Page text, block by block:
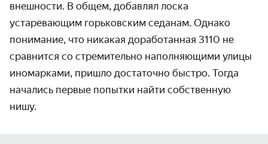
внешности. В общем, добавлял лоска
устаревающим горьковским седанам. Однако
понимание, что никакая доработанная 3110 не
сравнится со стремительно наполняющими улицы
иномарками, пришло достаточно быстро. Тогда
начались первые попытки найти собственную
нишу.